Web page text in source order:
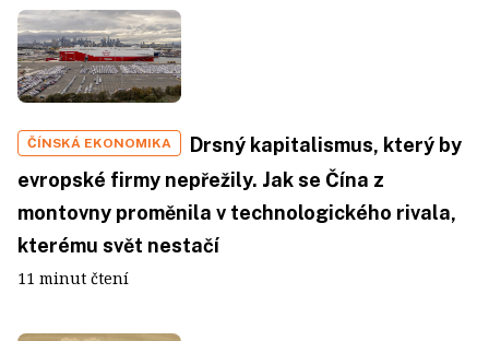
ČÍNSKÁ EKONOMIKA
Drsný kapitalismus, který by
evropské firmy nepřežily. Jak se Čína z
montovny proměnila v technologického rivala,
kterému svět nestačí
11 minut čtení